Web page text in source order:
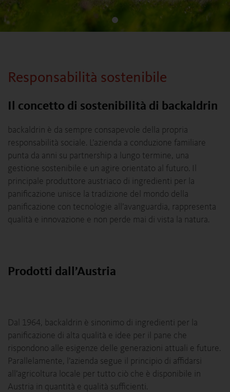
Responsabilità sostenibile
Il concetto di sostenibilità di backaldrin
backaldrin è da sempre consapevole della propria
responsabilità sociale. L’azienda a conduzione familiare
punta da anni su partnership a lungo termine, una
gestione sostenibile e un agire orientato al futuro. Il
principale produttore austriaco di ingredienti per la
panificazione unisce la tradizione del mondo della
panificazione con tecnologie all’avanguardia, rappresenta
qualità e innovazione e non perde mai di vista la natura.
Prodotti dall’Austria
Dal 1964, backaldrin è sinonimo di ingredienti per la
panificazione di alta qualità e idee per il pane che
rispondono alle esigenze delle generazioni attuali e future.
Parallelamente, l’azienda segue il principio di affidarsi
all’agricoltura locale per tutto ciò che è disponibile in
Austria in quantità e qualità sufficienti.